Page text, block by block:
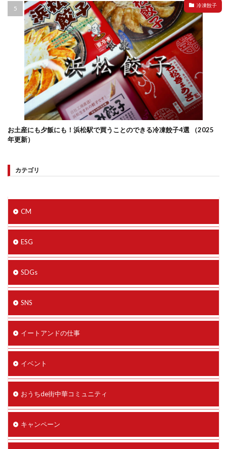
冷凍餃子
お土産にも夕飯にも！浜松駅で買うことのできる冷凍餃子4選 （2025
年更新）
カテゴリ
CM
ESG
SDGs
SNS
イートアンドの仕事
イベント
おうちde街中華コミュニティ
キャンペーン